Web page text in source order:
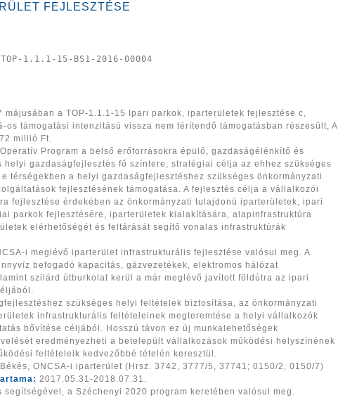
FEJLESZTÉSE
TOP-1.1.1-15-BS1-2016-00004
májusában a TOP-1.1.1-15 Ipari parkok, iparterületek fejlesztése c,
os támogatási intenzitású vissza nem térítendő támogatásban részesült, A
millió Ft.
Program a belső erőforrásokra épülő, gazdaságélénkítő és
helyi gazdaságfejlesztés fő színtere, stratégiai célja az ehhez szükséges
térségekben a helyi gazdaságfejlesztéshez szükséges önkormányzati
fejlesztésének támogatása. A fejlesztés célja a vállalkozói
fejlesztése érdekében az önkormányzati tulajdonú iparterületek, ipari
parkok fejlesztésére, iparterületek kialakítására, alapinfrastruktúra
elérhetőségét és feltárását segítő vonalas infrastruktúrák
i meglévő iparterület infrastrukturális fejlesztése valósul meg. A
befogadó kapacitás, gázvezetékek, elektromos hálózat
szilárd útburkolat kerül a már meglévő javított földútra az ipari
szükséges helyi feltételek biztosítása, az önkormányzati
infrastrukturális feltételeinek megteremtése a helyi vállalkozók
bővítése céljából. Hosszú távon ez új munkalehetőségek
eredményezheti a betelepült vállalkozások működési helyszínének
feltételeik kedvezőbbé tételén keresztül.
ONCSA-i iparterület (Hrsz. 3742, 3777/5, 37741; 0150/2, 0150/7)
2017.05.31-2018.07.31.
a Széchenyi 2020 program keretében valósul meg.